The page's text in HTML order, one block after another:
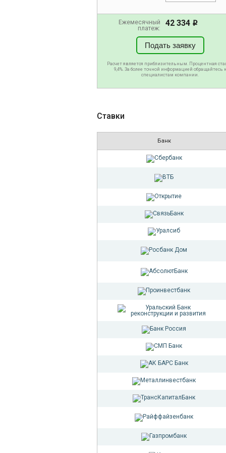
Ежемесячный
платеж:
42 334 i
Подать заявку
Расчет является приблизительным. Процентная
9,4%. За более точной информацией обращайтесь к
специалистам компании.
Ставки
Банк